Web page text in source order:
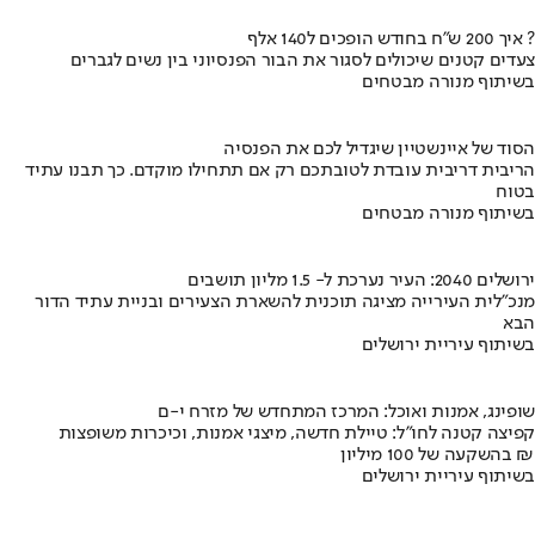
איך 200 ש"ח בחודש הופכים ל140 אלף ?
צעדים קטנים שיכולים לסגור את הבור הפנסיוני בין נשים לגברים
בשיתוף מנורה מבטחים
הסוד של איינשטיין שיגדיל לכם את הפנסיה
הריבית דריבית עובדת לטובתכם רק אם תתחילו מוקדם. כך תבנו עתיד
בטוח
בשיתוף מנורה מבטחים
ירושלים 2040: העיר נערכת ל- 1.5 מליון תושבים
מנכ"לית העירייה מציגה תוכנית להשארת הצעירים ובניית עתיד הדור
הבא
בשיתוף עיריית ירושלים
שופינג, אמנות ואוכל: המרכז המתחדש של מזרח י-ם
קפיצה קטנה לחו"ל: טיילת חדשה, מיצגי אמנות, וכיכרות משופצות
בהשקעה של 100 מיליון ₪
בשיתוף עיריית ירושלים